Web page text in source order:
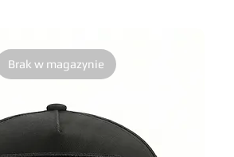
Brak w magazynie